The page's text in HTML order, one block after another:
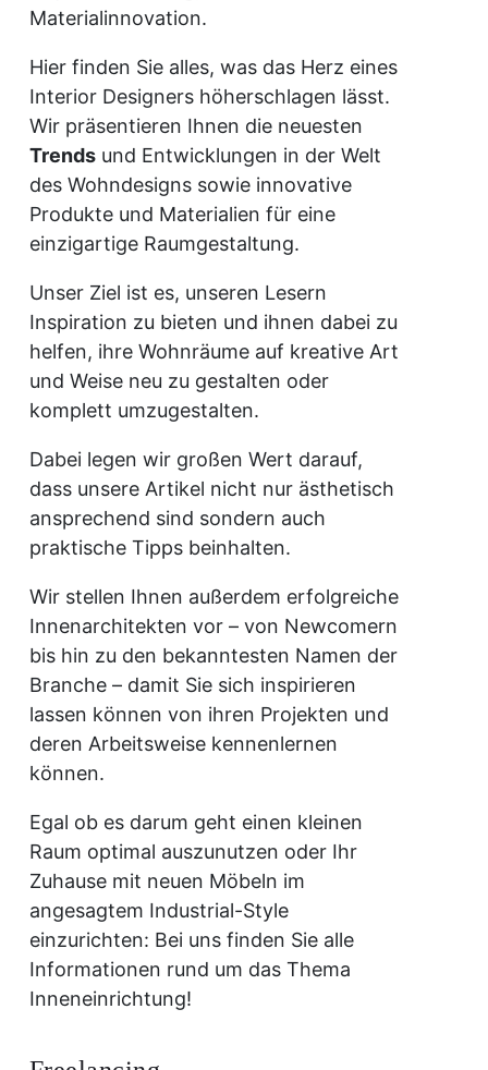
Materialinnovation.
Hier finden Sie alles, was das Herz eines
Interior Designers höherschlagen lässt.
Wir präsentieren Ihnen die neuesten
Trends und Entwicklungen in der Welt
des Wohndesigns sowie innovative
Produkte und Materialien für eine
einzigartige Raumgestaltung.
Unser Ziel ist es, unseren Lesern
Inspiration zu bieten und ihnen dabei zu
helfen, ihre Wohnräume auf kreative Art
und Weise neu zu gestalten oder
komplett umzugestalten.
Dabei legen wir großen Wert darauf,
dass unsere Artikel nicht nur ästhetisch
ansprechend sind sondern auch
praktische Tipps beinhalten.
Wir stellen Ihnen außerdem erfolgreiche
Innenarchitekten vor – von Newcomern
bis hin zu den bekanntesten Namen der
Branche – damit Sie sich inspirieren
lassen können von ihren Projekten und
deren Arbeitsweise kennenlernen
können.
Egal ob es darum geht einen kleinen
Raum optimal auszunutzen oder Ihr
Zuhause mit neuen Möbeln im
angesagtem Industrial-Style
einzurichten: Bei uns finden Sie alle
Informationen rund um das Thema
Inneneinrichtung!